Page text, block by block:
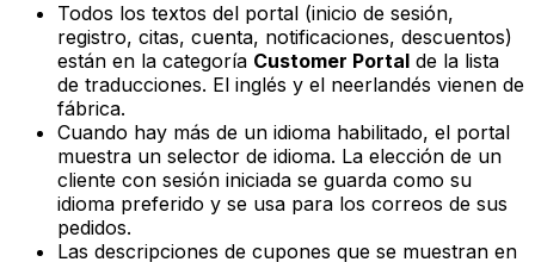
Todos los textos del portal (inicio de sesión,
registro, citas, cuenta, notificaciones, descuentos)
están en la categoría Customer Portal de la lista
de traducciones. El inglés y el neerlandés vienen de
fábrica.
Cuando hay más de un idioma habilitado, el portal
muestra un selector de idioma. La elección de un
cliente con sesión iniciada se guarda como su
idioma preferido y se usa para los correos de sus
pedidos.
Las descripciones de cupones que se muestran en